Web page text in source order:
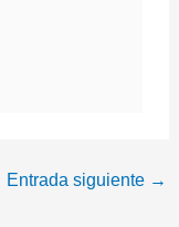
Entrada siguiente →